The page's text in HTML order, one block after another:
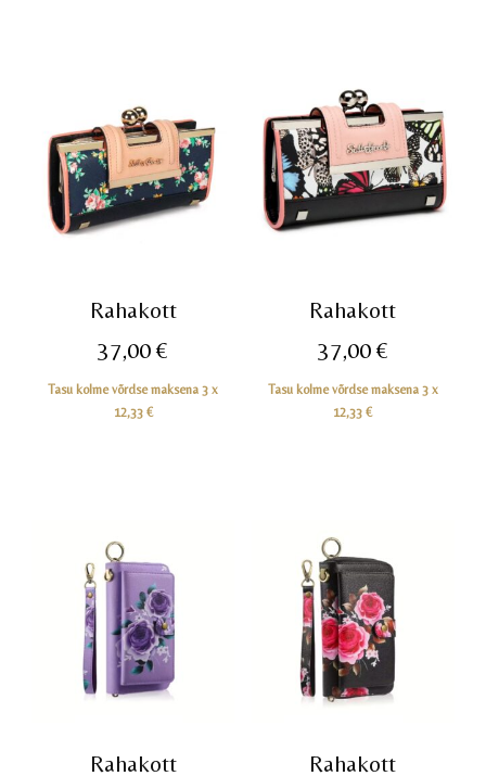
Rahakott
37,00€
Tasu kolme võrdse maksena 3 x
12,33 €
Rahakott
37,00 €
Tasu kolme võrdse maksena 3 x
12,33€
Rahakott Rahakott